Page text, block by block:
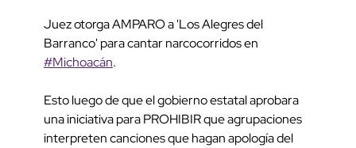
Juez otorga AMPARO a 'Los Alegres del
Barranco' para cantar narcocorridos en
#Michoacán.
Esto luego de que el gobierno estatal aprobara
una iniciativa para PROHIBIR que agrupaciones
interpreten canciones que hagan apología del